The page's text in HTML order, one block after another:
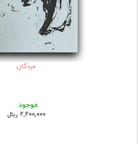
مردگان
موجود
2,200,000 ریال